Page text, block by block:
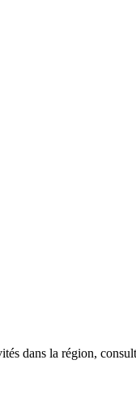
dans la région,